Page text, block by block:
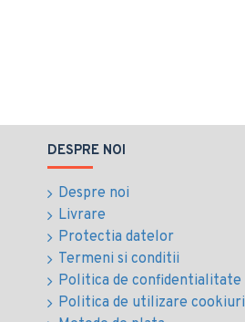
DESPRE NOI
Despre noi
Livrare
Protectia datelor
Termeni si conditii
Politica de confidentialitate
Politica de utilizare cookiuri